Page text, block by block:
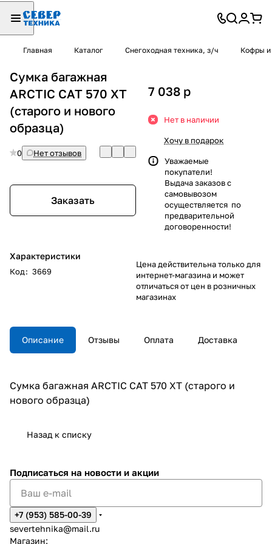
Главная Каталог Снегоходная техника, з/ч Кофры и
Сумка багажная
ARCTIC CAT 570 XT
(старого и нового
образца)
0 Нет отзывов
Заказать
Характеристики
Код: 3669
7 038 p
Нет в наличии
Хочу в подарок
Уважаемые
покупатели!
Выдача заказов с
самовывозом
осуществляется по
предварительной
договоренности!
Цена действительна только для
интернет-магазина и может
отличаться от цен в розничных
магазинах
Описание Отзывы Оплата Доставка
Сумка багажная ARCTIC CAT 570 XT (старого и
нового образца)
Назад к списку
Подписаться на новости и акции
+7 (953) 585-00-39
severtehnika@mail.ru
Магазин: